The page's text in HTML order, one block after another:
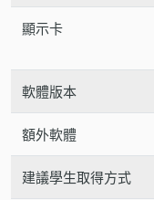
顯示卡
軟體版本
額外軟體
建議學生取得方式